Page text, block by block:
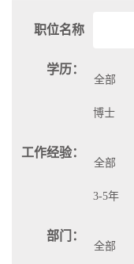
职位名称
学历：
全部
博士
工作经验：
全部
3-5年
部门：
全部